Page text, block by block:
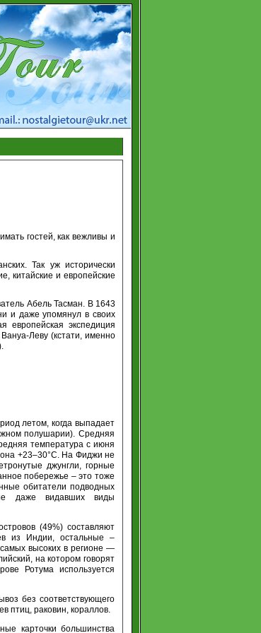
гостей, как вежливы и
Так уж исторически
китайские и европейские
Абель Тасман. В 1643
и даже упомянул в своих
экспедиция
Леву (кстати, именно
летом, когда выпадает
полушарии). Средняя
температура с июня
+23–30°С. На Фиджи не
джунгли, горные
побережье – это тоже
обитатели подводных
даже видавших виды
(49%) составляют
из Индии, остальные –
высоких в регионе —
на котором говорят
Ротума используется
без соответствующего
птиц, раковин, кораллов.
карточки большинства